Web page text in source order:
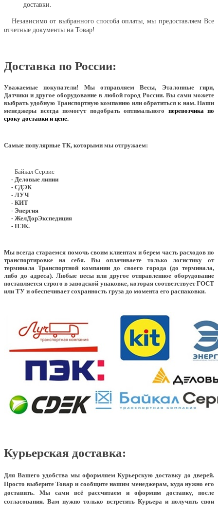
доставки.
Независимо от выбранного способа оплаты, мы предоставляем Все
отчетные документы на Товар!
Доставка по России:
Уважаемые покупатели! Мы отправляем Весы, Эталонные гири,
Датчики и другое оборудование в любой город России. Вы сами можете
выбрать удобную Транспортную компанию или обратиться к нам. Наши
менеджеры всегда помогут подобрать оптимального перевозчика по
сроку доставки и цене.
Самые популярные ТК, которыми мы отгружаем:
- Байкал Сервис
- Деловые линии
- СДЭК
- ЛУЧ
- КИТ
- Энергия
- ЖелДорЭкспедиция
- ПЭК.
Мы всегда стараемся помочь своим клиентам и берем часть расходов по
транспортировке на себя. Вы оплачиваете только логистику от
терминала Транспортной компании до своего города (до терминала,
либо до адреса). Любые весы или другое отправленное оборудование
поставляется строго в заводской упаковке, которая соответствует ГОСТ
или ТУ и обеспечивает сохранность груза до момента его распаковки.
Курьерская доставка:
Для Вашего удобства мы оформляем Курьерскую доставку до дверей.
Просто выберите Товар и сообщите нашим менеджерам, куда нужно его
доставить. Мы сами всё рассчитаем и оформим доставку, после
согласования. Вам нужно только встретить Курьера и получить свои